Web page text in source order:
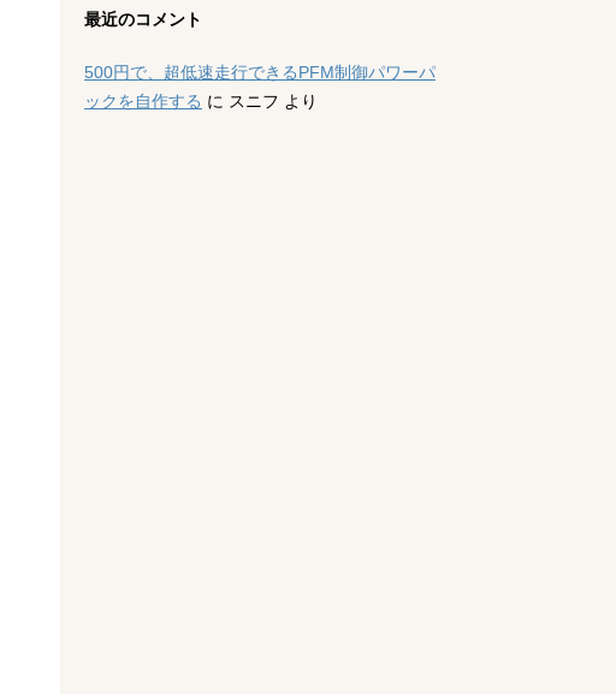
最近のコメント
500円で、超低速走行できるPFM制御パワーパ
ックを自作する に スニフ より